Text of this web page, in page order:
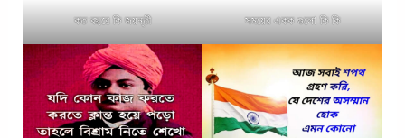
কত বছরে কি জয়ন্তী সময়ের একক গুলো কি কি